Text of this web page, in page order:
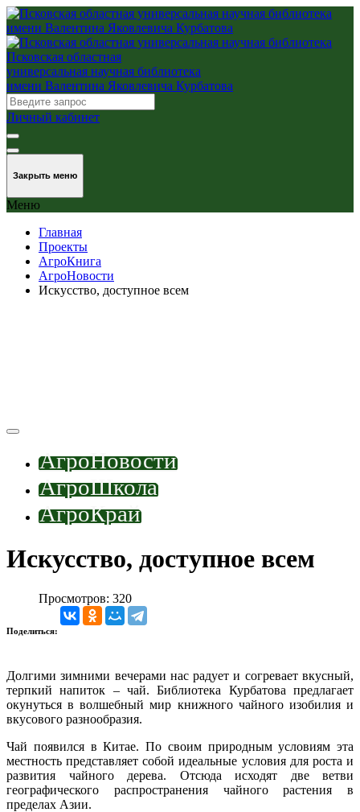
Псковская областная
универсальная научная библиотека
имени Валентина Яковлевича Курбатова
Личный кабинет
Закрыть меню
Меню
Главная
Проекты
АгроКнига
АгроНовости
Искусство, доступное всем
АгроНовости
АгроШкола
АгроКрай
Искусство, доступное всем
Просмотров: 320
Поделиться:
Долгими зимними вечерами нас радует и согревает вкусный,
терпкий напиток – чай. Библиотека Курбатова предлагает
окунуться в волшебный мир книжного чайного изобилия и
вкусового разнообразия.
Чай появился в Китае. По своим природным условиям эта
местность представляет собой идеальные условия для роста и
развития чайного дерева. Отсюда исходят две ветви
географического распространения чайного растения в
пределах Азии.